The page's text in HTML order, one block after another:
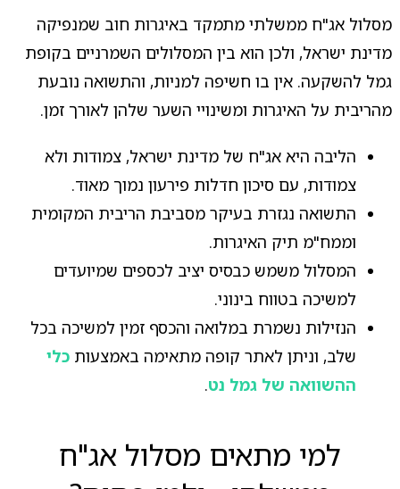
מסלול אג"ח ממשלתי מתמקד באיגרות חוב שמנפיקה
מדינת ישראל, ולכן הוא בין המסלולים השמרניים בקופת
גמל להשקעה. אין בו חשיפה למניות, והתשואה נובעת
מהריבית על האיגרות ומשינויי השער שלהן לאורך זמן.
הליבה היא אג"ח של מדינת ישראל, צמודות ולא
צמודות, עם סיכון חדלות פירעון נמוך מאוד.
התשואה נגזרת בעיקר מסביבת הריבית המקומית
וממח"מ תיק האיגרות.
המסלול משמש כבסיס יציב לכספים שמיועדים
למשיכה בטווח בינוני.
הנזילות נשמרת במלואה והכסף זמין למשיכה בכל
שלב, וניתן לאתר קופה מתאימה באמצעות כלי
ההשוואה של גמל נט.
למי מתאים מסלול אג"ח